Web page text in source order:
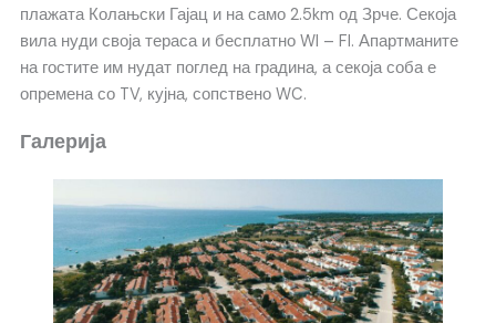
плажата Колањски Гајац и на само 2.5km од Зрче. Секоја
вила нуди своја тераса и бесплатно WI – FI. Апартманите
на гостите им нудат поглед на градина, а секоја соба е
опремена со TV, кујна, сопствено WC.
Галерија